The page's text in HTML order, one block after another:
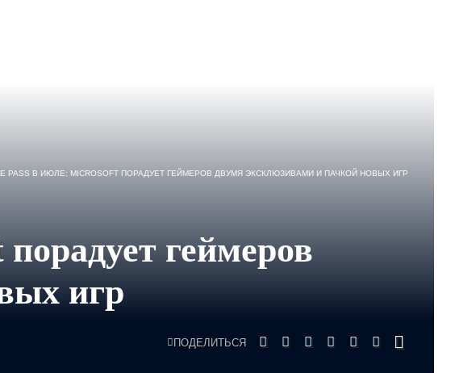
PASS В ИЮЛЕ: MICROSOFT ПОРАДУЕТ ГЕЙМЕРОВ ДВУМЯ ЭКСКЛЮЗИВАМИ И ПАЧКОЙ НОВЫХ ИГР
геймеров
игр
ПОДЕЛИТЬСЯ